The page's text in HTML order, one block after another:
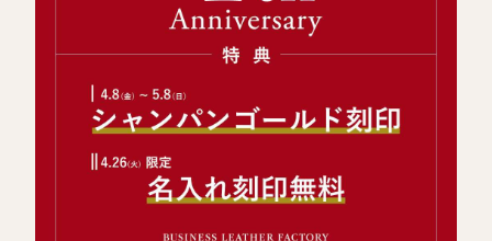
店舗一覧
ログイン / 会員登録